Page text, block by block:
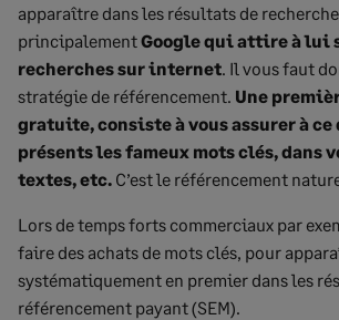
apparaître dans les résultats de
principalementGoogle qui attire à lui
recherches sur internet. Il vous faut
stratégie de référencement. Une
gratuite, consiste à vous assurer à ce
présents les fameux mots clés, dans
textes, etc. C’est le référencement
Lors de temps forts commerciaux par
faire des achats de mots clés, pour
systématiquement en premier dans les
référencement payant (SEM).